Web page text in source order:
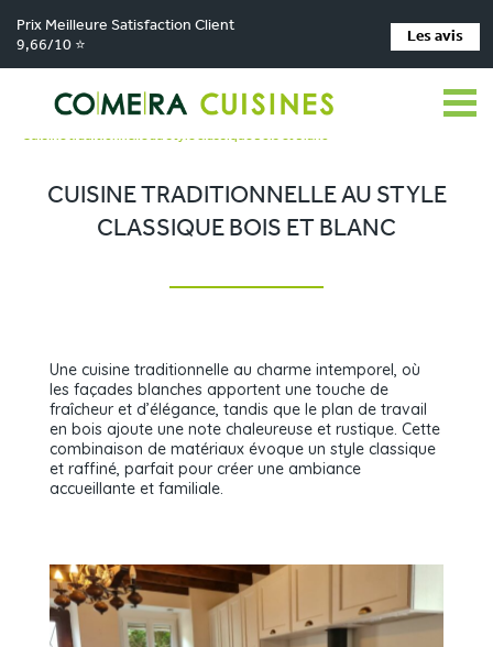
Prix Meilleure Satisfaction Client
9,66/10 ⭐
Les avis
Comera Cuisines > Nos magasins de cuisine >
Cuisiniste MAIZIERES LA GRANDE PAROISSE > Réalisations
Cuisine traditionnelle au style classique bois et blanc
CUISINE TRADITIONNELLE AU STYLE
CLASSIQUE BOIS ET BLANC
Une cuisine traditionnelle au charme intemporel, où
les façades blanches apportent une touche de
fraîcheur et d’élégance, tandis que le plan de travail
en bois ajoute une note chaleureuse et rustique. Cette
combinaison de matériaux évoque un style classique
et raffiné, parfait pour créer une ambiance
accueillante et familiale.